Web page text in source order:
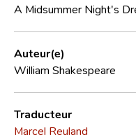
Contact
A Midsummer Night's
Auteur(e)
William Shakespeare
Traducteur
Marcel Reuland